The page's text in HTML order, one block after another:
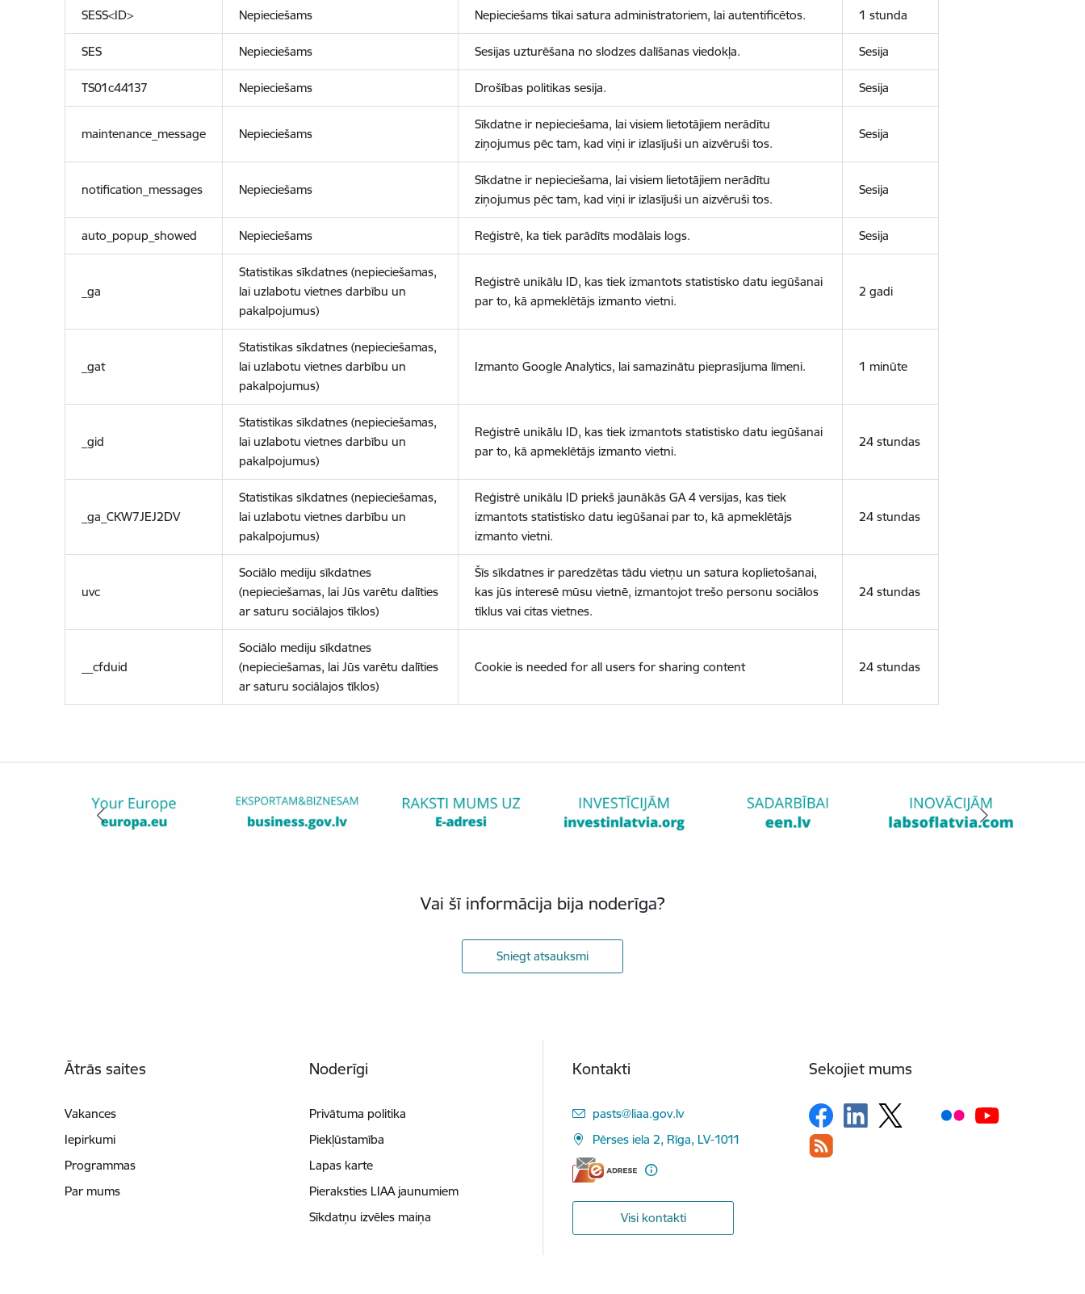
SESS<ID> Nepieciešams Nepieciešams tikai satura administratoriem, lai autentificētos. 1 stunda
SES Nepieciešams Sesijas uzturēšana no slodzes dalīšanas viedokļa. Sesija
TS01c44137 Nepieciešams Drošības politikas sesija. Sesija
maintenance_message Nepieciešams
Sīkdatne ir nepieciešama, lai visiem lietotājiem nerādītu
ziņojumus pēc tam, kad viņi ir izlasījuši un aizvēruši tos.
Sesija
notification_messages Nepieciešams
Sīkdatne ir nepieciešama, lai visiem lietotājiem nerādītu
ziņojumus pēc tam, kad viņi ir izlasījuši un aizvēruši tos.
Sesija
auto_popup_showed Nepieciešams Reģistrē, ka tiek parādīts modālais logs. Sesija
_ga
Statistikas sīkdatnes (nepieciešamas,
lai uzlabotu vietnes darbību un
pakalpojumus)
Reģistrē unikālu ID, kas tiek izmantots statistisko datu iegūšanai
par to, kā apmeklētājs izmanto vietni.
2 gadi
_gat
Statistikas sīkdatnes (nepieciešamas,
lai uzlabotu vietnes darbību un
pakalpojumus)
Izmanto Google Analytics, lai samazinātu pieprasījuma līmeni. 1 minūte
_gid
Statistikas sīkdatnes (nepieciešamas,
lai uzlabotu vietnes darbību un
pakalpojumus)
Reģistrē unikālu ID, kas tiek izmantots statistisko datu iegūšanai
par to, kā apmeklētājs izmanto vietni.
24 stundas
_ga_CKW7JEJ2DV
Statistikas sīkdatnes (nepieciešamas,
lai uzlabotu vietnes darbību un
pakalpojumus)
Reģistrē unikālu ID priekš jaunākās GA 4 versijas, kas tiek
izmantots statistisko datu iegūšanai par to, kā apmeklētājs
izmanto vietni.
24 stundas
uvc
Sociālo mediju sīkdatnes
(nepieciešamas, lai Jūs varētu dalīties
ar saturu sociālajos tīklos)
Šīs sīkdatnes ir paredzētas tādu vietņu un satura koplietošanai,
kas jūs interesē mūsu vietnē, izmantojot trešo personu sociālos
tīklus vai citas vietnes.
24 stundas
__cfduid
Sociālo mediju sīkdatnes
(nepieciešamas, lai Jūs varētu dalīties
ar saturu sociālajos tīklos)
Cookie is needed for all users for sharing content 24 stundas
Vai šī informācija bija noderīga?
Sniegt atsauksmi
Ātrās saites
Vakances
Iepirkumi
Programmas
Par mums
Noderīgi
Privātuma politika
Piekļūstamība
Lapas karte
Pieraksties LIAA jaunumiem
Sīkdatņu izvēles maiņa
Kontakti
E-pasts:
pasts@liaa.gov.lv
Pērses iela 2, Rīga, LV-1011
Visi kontakti
Sekojiet mums